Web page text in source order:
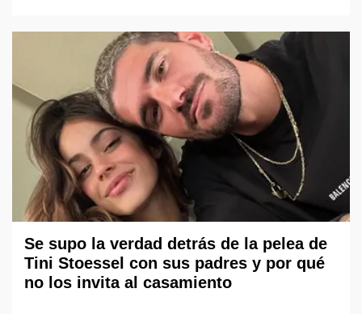
Se supo la verdad detrás de la pelea de
Tini Stoessel con sus padres y por qué
no los invita al casamiento